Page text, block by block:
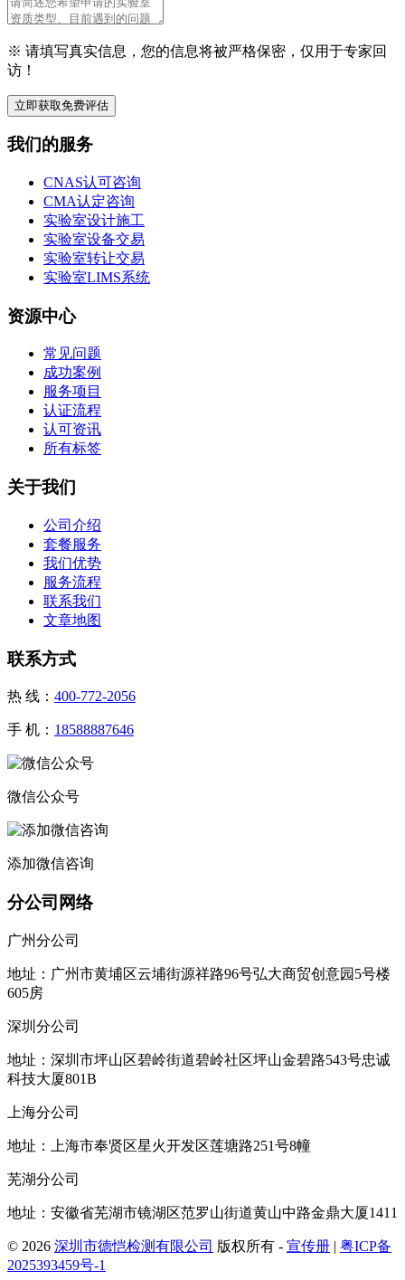
※ 请填写真实信息，您的信息将被严格保密，仅用于专家回
访！
立即获取免费评估
我们的服务
CNAS认可咨询
CMA认定咨询
实验室设计施工
实验室设备交易
实验室转让交易
实验室LIMS系统
资源中心
常见问题
成功案例
服务项目
认证流程
认可资讯
所有标签
关于我们
公司介绍
套餐服务
我们优势
服务流程
联系我们
文章地图
联系方式
热 线： 400-772-2056
手 机： 18588887646
微信公众号
添加微信咨询
分公司网络
广州分公司
地址：广州市黄埔区云埔街源祥路96号弘大商贸创意园5号楼
605房
深圳分公司
地址：深圳市坪山区碧岭街道碧岭社区坪山金碧路543号忠诚
科技大厦801B
上海分公司
地址：上海市奉贤区星火开发区莲塘路251号8幢
芜湖分公司
地址：安徽省芜湖市镜湖区范罗山街道黄山中路金鼎大厦1411
© 2026 深圳市德恺检测有限公司 版权所有 - 宣传册 | 粤ICP备
2025393459号-1